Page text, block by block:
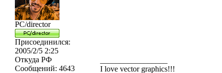
PC/director
Присоединился:
2005/2/5 2:25
Откуда РФ
Сообщений: 4643
I love vector graphics!!!